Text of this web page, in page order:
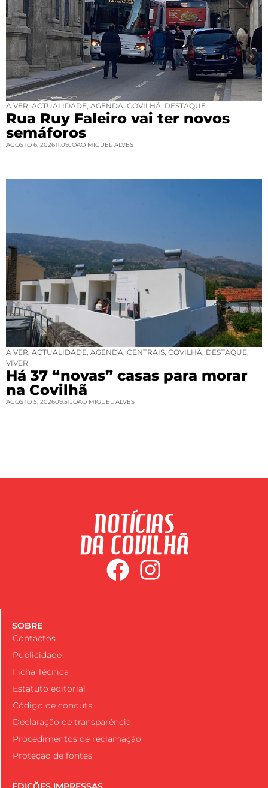
A VER ACTUALIDADE AGENDA COVILHÃ DESTAQUE
Rua Ruy Faleiro vai ter novos
semáforos
AGOSTO 6, 202611:09JOAO MIGUEL ALVES
A VER ACTUALIDADE AGENDA CENTRAIS COVILHÃ DESTAQUE
VIVER
Há 37 “novas” casas para morar
na Covilhã
AGOSTO 5, 202609:51JOAO MIGUEL ALVES
SOBRE
Contactos
Publicidade
Ficha Técnica
Estatuto editorial
Código de conduta
Declaração de transparência
Procedimentos de reclamação
Proteção de fontes